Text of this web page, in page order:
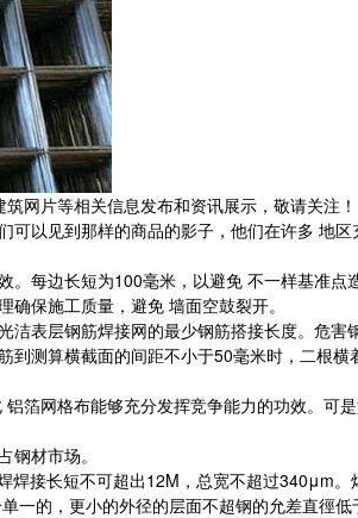
网片等相关信息发布和资讯展示，敬请关注！
以见到那样的商品的影子，他们在许多 地
每边长短为100毫米，以避免 不一样基准点
保施工质量，避免 墙面空鼓裂开。
表层钢筋焊接网的最少钢筋搭接长度。危
测算横截面的间距不小于50毫米时，二根
箔网格布能够充分发挥竞争能力的功效。
材市场。
焊接长短不可超出12M，总宽不超过340μm。
的，更小的外径的层面不超钢的允差直徑